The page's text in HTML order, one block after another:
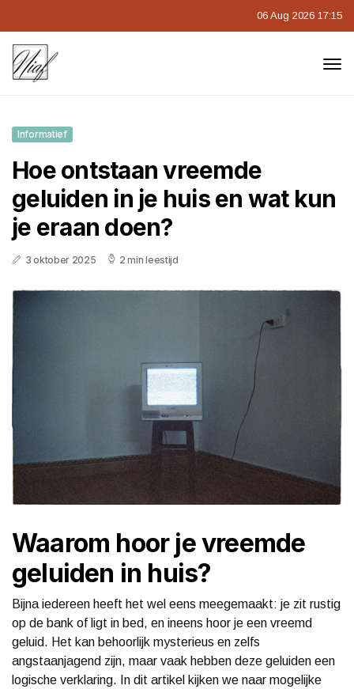
06 Aug 2026 17:15
Informatief
Hoe ontstaan vreemde
geluiden in je huis en wat kun
je eraan doen?
3 oktober 2025 2 min leestijd
Waarom hoor je vreemde
geluiden in huis?
Bijna iedereen heeft het wel eens meegemaakt: je zit rustig
op de bank of ligt in bed, en ineens hoor je een vreemd
geluid. Het kan behoorlijk mysterieus en zelfs
angstaanjagend zijn, maar vaak hebben deze geluiden een
logische verklaring. In dit artikel kijken we naar mogelijke